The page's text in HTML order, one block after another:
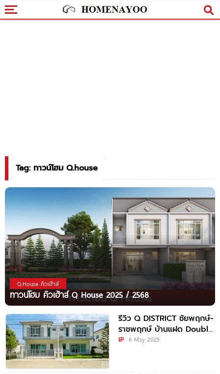
Tag: ทาวน์โฮม Q.house
Q.House คิวเฮ้าส์
ทาวน์โฮม คิวเฮ้าส์ Q House 2025 / 2568
รีวิว Q DISTRICT ชัยพฤกษ์-
ราชพฤกษ์ บ้านแฝด Double
Walls และพรีเมียมทาวน์โฮม
EP 6 May 2025